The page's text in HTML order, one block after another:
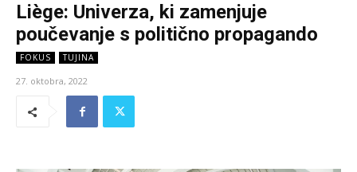
Liège: Univerza, ki zamenjuje
poučevanje s politično propagando
FOKUS TUJINA
27. oktobra, 2022